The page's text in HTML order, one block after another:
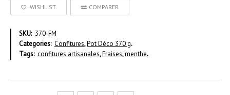
WISHLIST COMPARER
SKU: 370-FM
Categories: Confitures,Pot Déco 370 g.
Tags: confitures artisanales,Fraises,menthe.